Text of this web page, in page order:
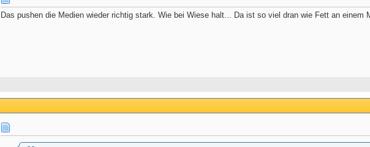
Das pushen die Medien wieder richtig stark. Wie bei Wiese halt... Da ist so viel dran wie Fett an einem